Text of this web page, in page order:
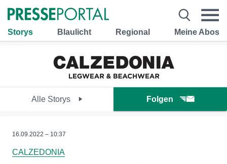
Storys Blaulicht Regional Meine Abos
Alle Storys Folgen
16.09.2022 – 10:37
CALZEDONIA